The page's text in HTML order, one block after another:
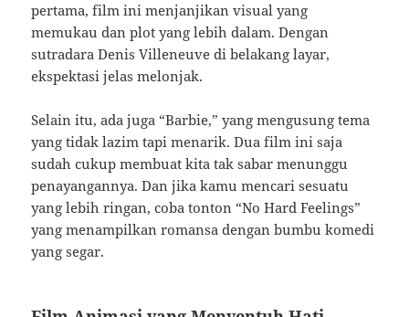
pertama, film ini menjanjikan visual yang
memukau dan plot yang lebih dalam. Dengan
sutradara Denis Villeneuve di belakang layar,
ekspektasi jelas melonjak.
Selain itu, ada juga “Barbie,” yang mengusung tema
yang tidak lazim tapi menarik. Dua film ini saja
sudah cukup membuat kita tak sabar menunggu
penayangannya. Dan jika kamu mencari sesuatu
yang lebih ringan, coba tonton “No Hard Feelings”
yang menampilkan romansa dengan bumbu komedi
yang segar.